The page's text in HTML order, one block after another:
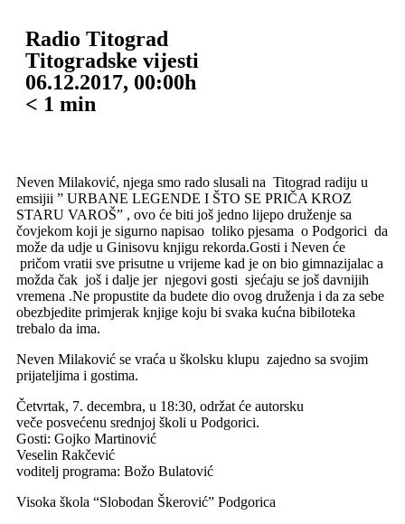
Radio Titograd
Titogradske vijesti
06.12.2017, 00:00h
< 1 min
Neven Milaković, njega smo rado slusali na Titograd radiju u
emsijii ” URBANE LEGENDE I ŠTO SE PRIČA KROZ
STARU VAROŠ” , ovo će biti još jedno lijepo druženje sa
čovjekom koji je sigurno napisao toliko pjesama o Podgorici da
može da udje u Ginisovu knjigu rekorda.Gosti i Neven će
pričom vratii sve prisutne u vrijeme kad je on bio gimnazijalac a
možda čak još i dalje jer njegovi gosti sjećaju se još davnijih
vremena .Ne propustite da budete dio ovog druženja i da za sebe
obezbjedite primjerak knjige koju bi svaka kućna bibiloteka
trebalo da ima.
Neven Milaković se vraća u školsku klupu zajedno sa svojim
prijateljima i gostima.
Četvrtak, 7. decembra, u 18:30, održat će autorsku
veče posvećenu srednjoj školi u Podgorici.
Gosti: Gojko Martinović
Veselin Rakčević
voditelj programa: Božo Bulatović
Visoka škola “Slobodan Škerović” Podgorica